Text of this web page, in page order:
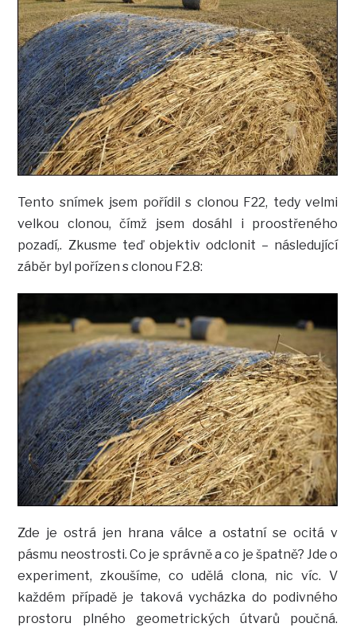
Tento snímek jsem pořídil s clonou F22, tedy velmi
velkou clonou, čímž jsem dosáhl i proostřeného
pozadí,. Zkusme teď objektiv odclonit – následující
záběr byl pořízen s clonou F2.8:
Zde je ostrá jen hrana válce a ostatní se ocitá v
pásmu neostrosti. Co je správně a co je špatně? Jde o
experiment, zkoušíme, co udělá clona, nic víc. V
každém případě je taková vycházka do podivného
prostoru plného geometrických útvarů poučná.